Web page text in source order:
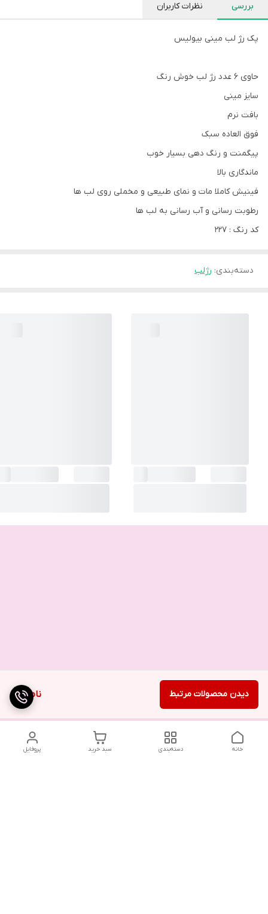
ناموجود دیدن محصولات مرتبط
بررسی نظرات کاربران
پک رژ لب مینی بیولیس
حاوی 6 عدد رژ لب خوش رنگ
سایز مینی
بافت نرم
فوق العاده سبک
پیگمنت و رنگ دهی بسیار خوب
ماندگاری بالا
فینیش کاملا مات و نمای طبیعی و مخملی روی لب ها
رطوبت رسانی و آب رسانی به لب ها
کد رنگ : 227
دسته‌بندی: رژلب
پروفایل سبد خرید دسته‌بندی خانه